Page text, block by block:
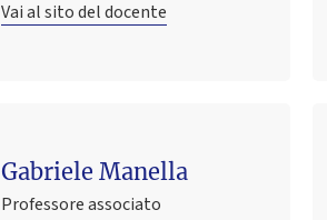
Vai al sito del docente
Gabriele Manella
Professore associato